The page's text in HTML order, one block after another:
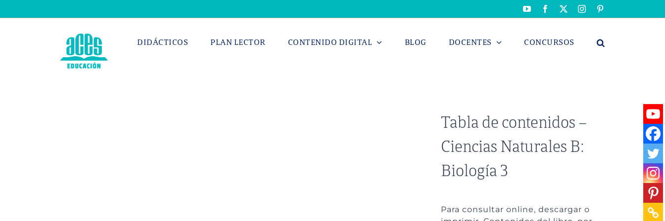
al
YouTubeFacebook Instagram
DIDÁCTICOS PLAN LECTOR CONTENIDO DIGITAL BLOG DOCENTES CONCURSOS
Tabla de contenidos –
Ciencias Naturales B:
Biología 3
Para consultar online, descargar o